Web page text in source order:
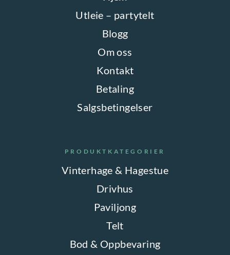
Utleie – partytelt
Blogg
Om oss
Kontakt
Betaling
Salgsbetingelser
PRODUKTKATEGORIER
Vinterhage & Hagestue
Drivhus
Paviljong
Telt
Bod & Oppbevaring